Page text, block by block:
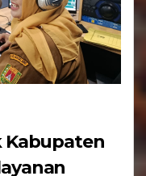
Kabupaten